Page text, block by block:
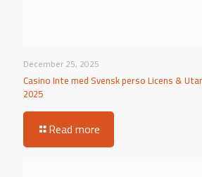
December 25, 2025
Casino Inte med Svensk perso Licens &
2025
Read more